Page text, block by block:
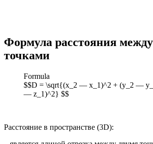
Формула расстояния
точками
Formula
$$D = \sqrt{(x_2 — x_1)^2 + (y_2 —
— z_1)^2} $$
Расстояние в пространстве (3D):